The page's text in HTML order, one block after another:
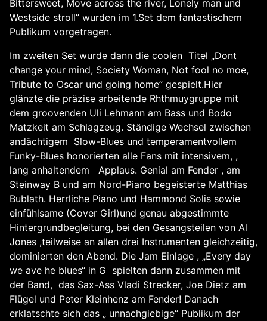
Bittersweet, Move across the river, Lonely man und
Westside stroll” wurden im 1.Set dem fantastischem
Publikum vorgetragen.
Im zweiten Set wurde dann die coolen Titel „Dont
change your mind, Society Woman, Not fool no moe,
Tribute to Oscar und going home” gespielt.Hier
glänzte die präzise arbeitende Rhthmuygruppe mit
dem groovenden Uli Lehmann am Bass und Bodo
Matzkeit am Schlagzeug. Ständige Wechsel zwischen
andächtigem Slow-Blues und temperamentvollem
Funky-Blues honorierten alle Fans mit intensivem, ,
lang anhaltendem Applaus. Genial am Fender , am
Steinway B und am Nord-Piano begeisterte Matthias
Bublath. Herrliche Piano und Hammond Solis sowie
einfühlsame (Cover Girl)und genau abgestimmte
Hintergrundbegleitung, bei den Gesangsteilen von Al
Jones ,teilweise an allen drei Instrumenten gleichzeitig,
dominierten den Abend. Die Jam Einlage , „Every day
we ave he blues“ in G spielten dann zusammen mit
der Band, das Sax-Ass Vladi Strecker, Joe Dietz am
Flügel und Peter Kleinhenz am Fender! Danach
erklatschte sich das „ unnachgiebige“ Publikum der